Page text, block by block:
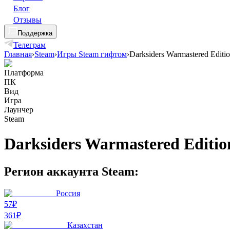
Блог
Отзывы
Поддержка
Телеграм
Главная›Steam›Игры Steam гифтом›Darksiders Warmastered
Платформа
ПК
Вид
Игра
Лаунчер
Steam
Darksiders Warmastered
Регион аккаунта Steam:
Россия
57₽
361₽
Казахстан